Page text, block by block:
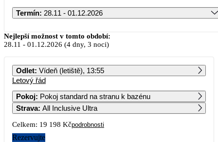
Termín: 28.11 - 01.12.2026
Listopad 2026
PO ÚT ST ČT PÁ SO NE
12 309
2 3 4
9
Nejlepší možnost v tomto období:
28.11 - 01.12.2026 (4 dny, 3 noci)
Odlet: Vídeň (letiště), 13:55
Letový řád
Pokoj:
Pokoj standard na stranu k bazénu
Strava: All Inclusive Ultra
Celkem: 19 198 Kčpodrobnosti
Rezervujte